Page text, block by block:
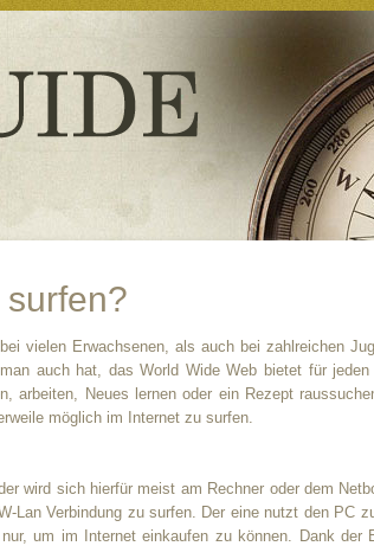
vielen Erwachsenen, als auch bei zahlreichen
auch hat, das World Wide Web bietet für
arbeiten, Neues lernen oder ein Rezept
möglich im Internet zu surfen.
wird sich hierfür meist am Rechner oder dem
Lan Verbindung zu surfen. Der eine nutzt den PC
um im Internet einkaufen zu können. Dank